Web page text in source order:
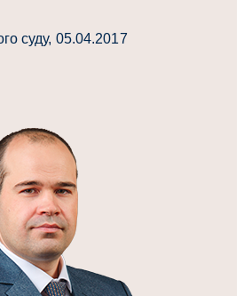
суду, 05.04.2017